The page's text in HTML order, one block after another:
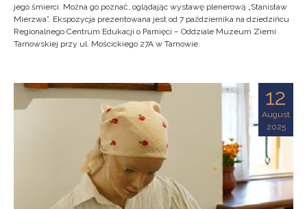
jego śmierci. Można go poznać, oglądając wystawę plenerową „Stanisław
Mierzwa”. Ekspozycja prezentowana jest od 7 października na dziedzińcu
Regionalnego Centrum Edukacji o Pamięci – Oddziale Muzeum Ziemi
Tarnowskiej przy ul. Mościckiego 27A w Tarnowie.
12
August
2025